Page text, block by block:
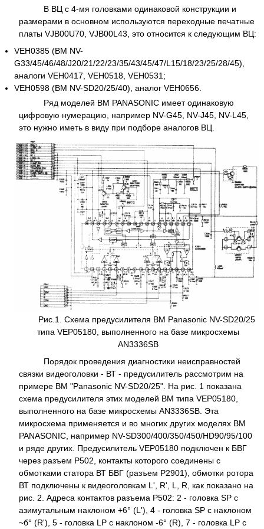
В ВЦ с 4-мя головками одинаковой конструкции и
размерами в основном используются переходные печатные
платы VJB00U70, VJB00L43, это относится к следующим ВЦ:
VEH0385 (ВМ NV-
G33/45/46/48/J20/21/22/23/35/43/45/47/L15/18/23/25/28/45),
аналоги VEH0417, VEH0518, VEH0531;
VEH0598 (ВМ NV-SD20/25/40), аналог VEH0656.
Ряд моделей ВМ PANASONIC имеет одинаковую
цифровую нумерацию, например NV-G45, NV-J45, NV-L45,
это нужно иметь в виду при подборе аналогов ВЦ.
Рис.1. Схема предусилителя ВМ Panasonic NV-SD20/25
типа VEP05180, выполненного на базе микросхемы
AN3336SB
Порядок проведения диагностики неисправностей
связки видеоголовки - ВТ - предусилитель рассмотрим на
примере ВМ "Panasonic NV-SD20/25". На рис. 1 показана
схема предусилителя этих моделей ВМ типа VEP05180,
выполненного на базе микросхемы AN3336SB. Эта
микросхема применяется и во многих других моделях ВМ
PANASONIC, например NV-SD300/400/350/450/HD90/95/100
и ряде других. Предусилитель VEP05180 подключен к БВГ
через разъем Р502, контакты которого соединены с
обмотками статора ВТ БВГ (разъем Р2901), обмотки ротора
ВТ подключены к видеоголовкам L', R', L, R, как показано на
рис. 2. Адреса контактов разъема Р502: 2 - головка SP с
азимутальным наклоном +6° (L'), 4 - головка SP с наклоном
~б° (R'), 5 - головка LP с наклоном -6° (R), 7 - головка LP с